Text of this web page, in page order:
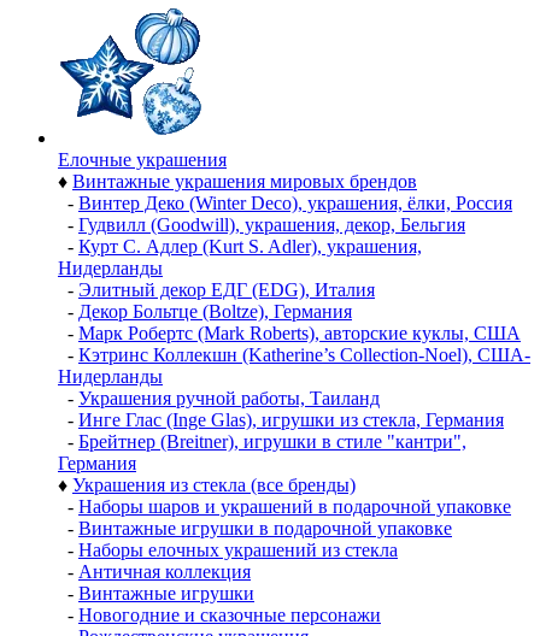
Елочные украшения
♦ Винтажные украшения мировых брендов
- Винтер Деко (Winter Deco), украшения, ёлки, Россия
- Гудвилл (Goodwill), украшения, декор, Бельгия
- Курт С. Адлер (Kurt S. Adler), украшения,
Нидерланды
- Элитный декор ЕДГ (EDG), Италия
- Декор Больтце (Boltze), Германия
- Марк Робертс (Mark Roberts), авторские куклы, США
- Кэтринс Коллекшн (Katherine’s Collection-Noel), США-
Нидерланды
- Украшения ручной работы, Таиланд
- Инге Глас (Inge Glas), игрушки из стекла, Германия
- Брейтнер (Breitner), игрушки в стиле "кантри",
Германия
♦ Украшения из стекла (все бренды)
- Наборы шаров и украшений в подарочной упаковке
- Винтажные игрушки в подарочной упаковке
- Наборы елочных украшений из стекла
- Античная коллекция
- Винтажные игрушки
- Новогодние и сказочные персонажи